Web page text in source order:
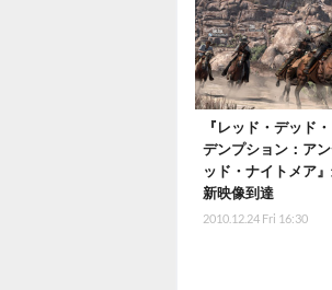
『レッド・デッド
デンプション：ア
ッド・ナイトメア
新映像到達
2010.12.24 Fri 16:30